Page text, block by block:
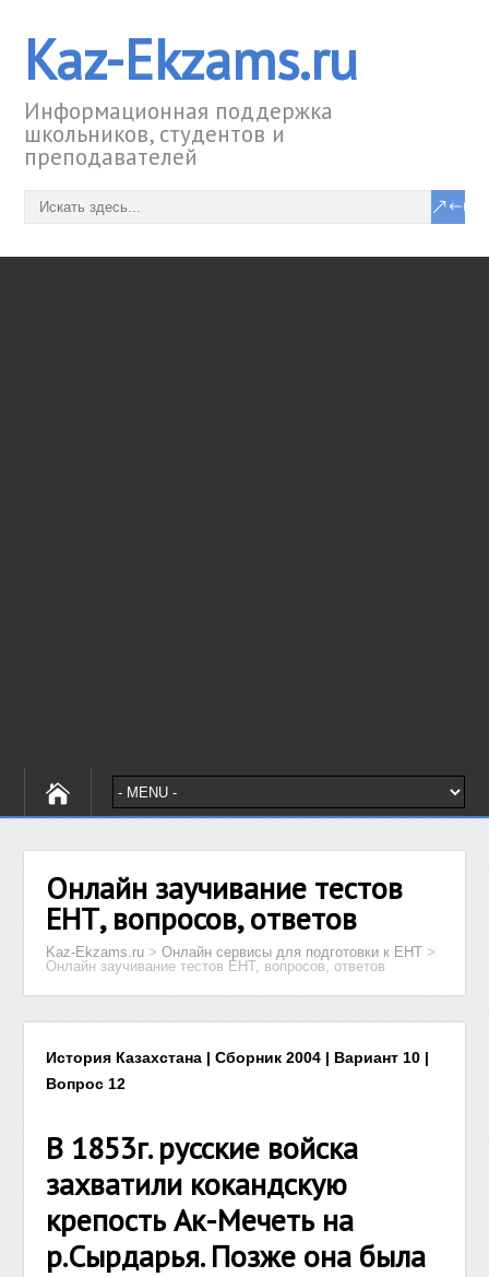
Kaz-Ekzams.ru
Информационная поддержка
школьников, студентов и
преподавателей
Онлайн заучивание тестов
ЕНТ, вопросов, ответов
Kaz-Ekzams.ru >Онлайн сервисы для подготовки к ЕНТ >
Онлайн заучивание тестов ЕНТ, вопросов, ответов
История Казахстана | Сборник 2004 | Вариант 10 |
Вопрос 12
В 1853г. русские войска
захватили кокандскую
крепость Ак-Мечеть на
р.Сырдарья. Позже она была